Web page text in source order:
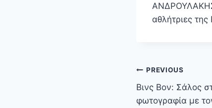
ΑΝΔΡΟΥΛΑΚΗΣ
αθλήτριες
Πλοήγηση
άρθρων
PREVIOUS
Βινς Βον: Σάλος
φωτογραφία με